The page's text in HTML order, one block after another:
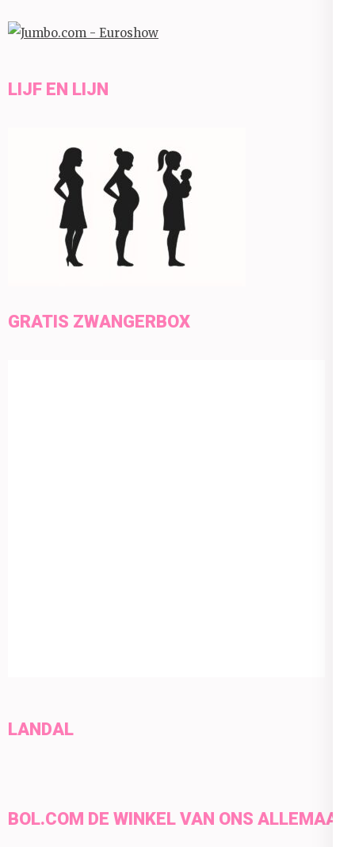
LIJF EN LIJN
GRATIS ZWANGERBOX
LANDAL
BOL.COM DE WINKEL VAN ONS ALLEMAAL